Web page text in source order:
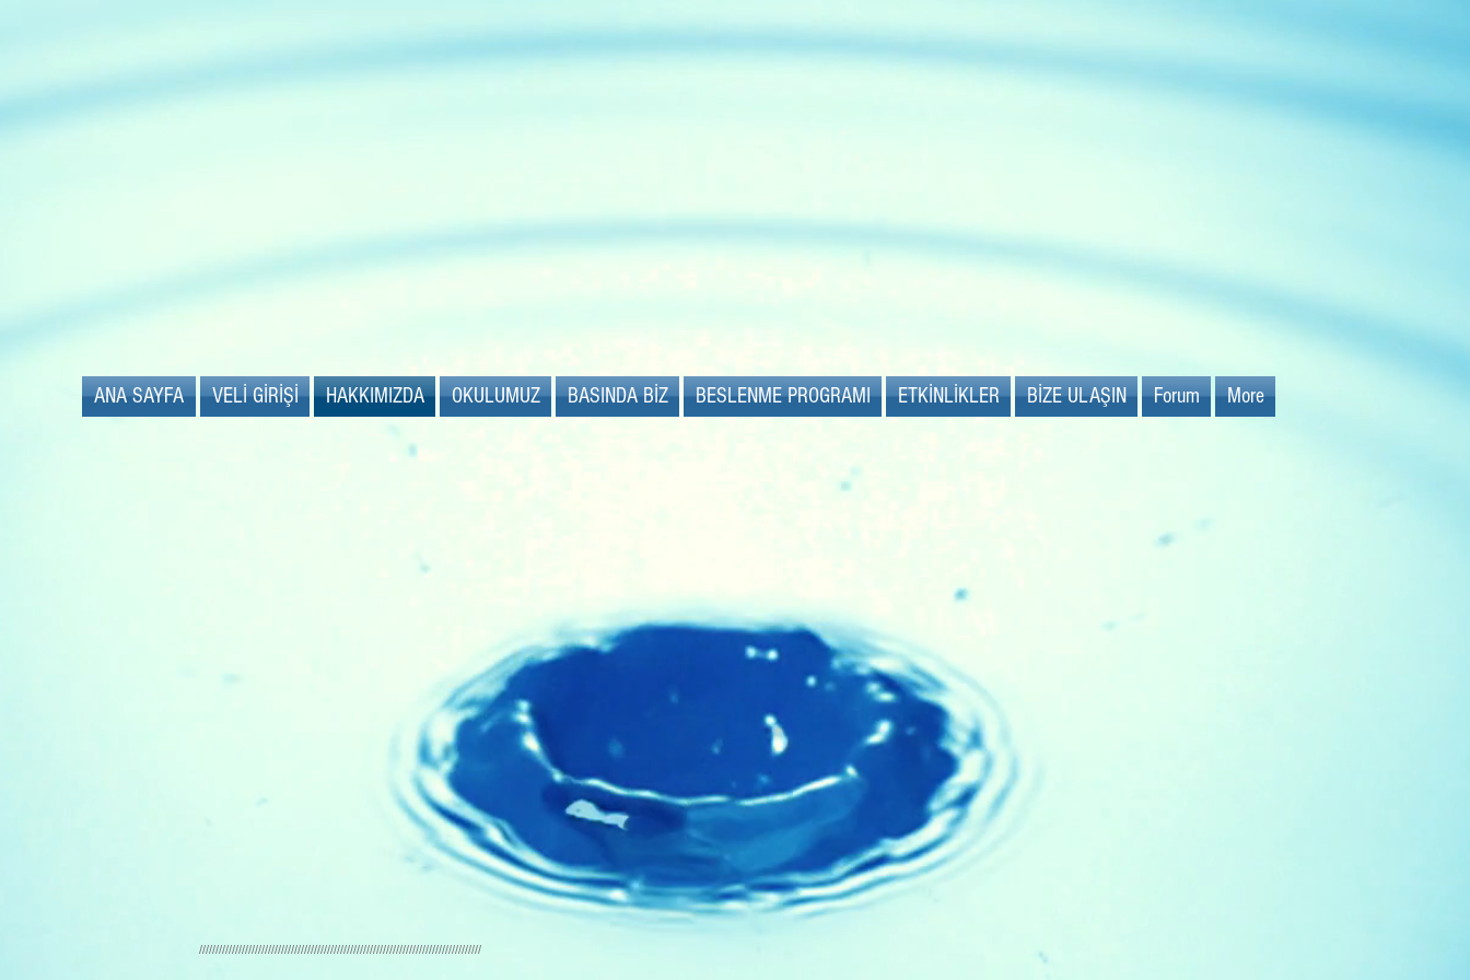
ANA SAYFA VELİ GİRİŞİ HAKKIMIZDA OKULUMUZ BASINDA BİZ BESLENME PROGRAMI ETKİNLİKLER BİZE ULAŞIN Forum More
Gaziemir'de
kreş ve anaokulu
//////////////////////////////////////////////////////////////////////////////////////